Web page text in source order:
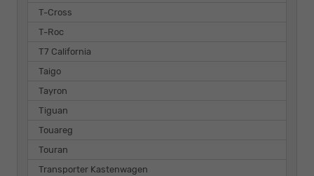
T-Cross
T-Roc
T7 California
Taigo
Tayron
Tiguan
Touareg
Touran
Transporter Kastenwagen